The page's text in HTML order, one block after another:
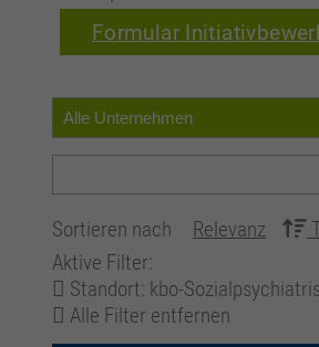
Formular
Sortieren nach Relevanz
Aktive Filter:
Standort: kbo-
Alle Filter entfernen